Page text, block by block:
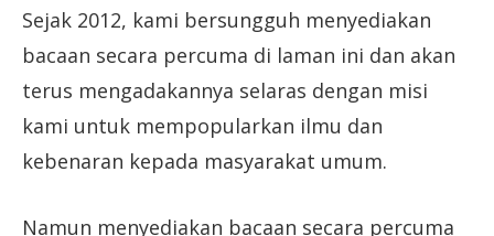
Sejak 2012, kami bersungguh menyediakan
bacaan secara percuma di laman ini dan akan
terus mengadakannya selaras dengan misi
kami untuk mempopularkan ilmu dan
kebenaran kepada masyarakat umum.
Namun menyediakan bacaan secara percuma